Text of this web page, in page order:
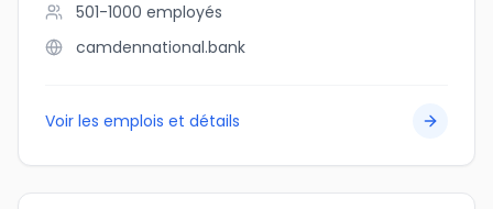
501-1000 employés
camdennational.bank
Voir les emplois et détails